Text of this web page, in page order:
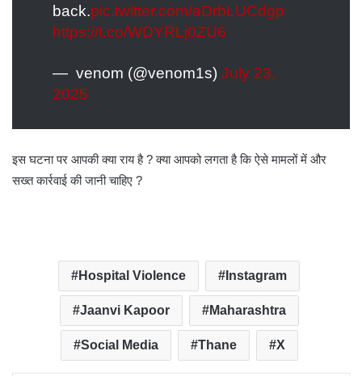
back.pic.twitter.com/aDrbLUCdgp
https://t.co/WDYRLj0ZU6
— ︎ ︎venom (@venom1s) July 23,
2025
इस घटना पर आपकी क्या राय है ? क्या आपको लगता है कि ऐसे मामलों में और
सख्त कार्रवाई की जानी चाहिए ?
Hospital Violence Instagram
Jaanvi Kapoor Maharashtra
Social Media Thane X